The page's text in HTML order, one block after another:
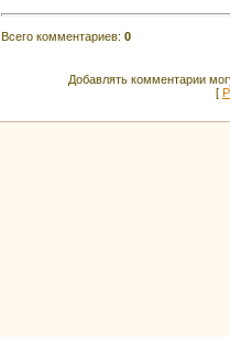
Всего комментариев: 0
Добавлять комментарии
[